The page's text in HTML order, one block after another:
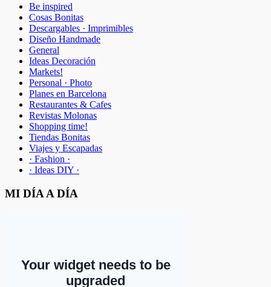
Be inspired
Cosas Bonitas
Descargables · Imprimibles
Diseño Handmade
General
Ideas Decoración
Markets!
Personal · Photo
Planes en Barcelona
Restaurantes & Cafes
Revistas Molonas
Shopping time!
Tiendas Bonitas
Viajes y Escapadas
· Fashion ·
· Ideas DIY ·
MI DÍA A DÍA